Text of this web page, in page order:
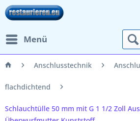
Menü
Anschlusstechnik
flachdichtend
Schlauchtülle 50 mm mit G 1 1/2 Zoll